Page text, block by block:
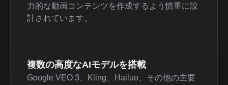
力的な動画コンテンツを作成するよう慎重に設
計されています。
複数の高度なAIモデルを搭載
Google VEO 3、Kling、Hailuo、その他の主要